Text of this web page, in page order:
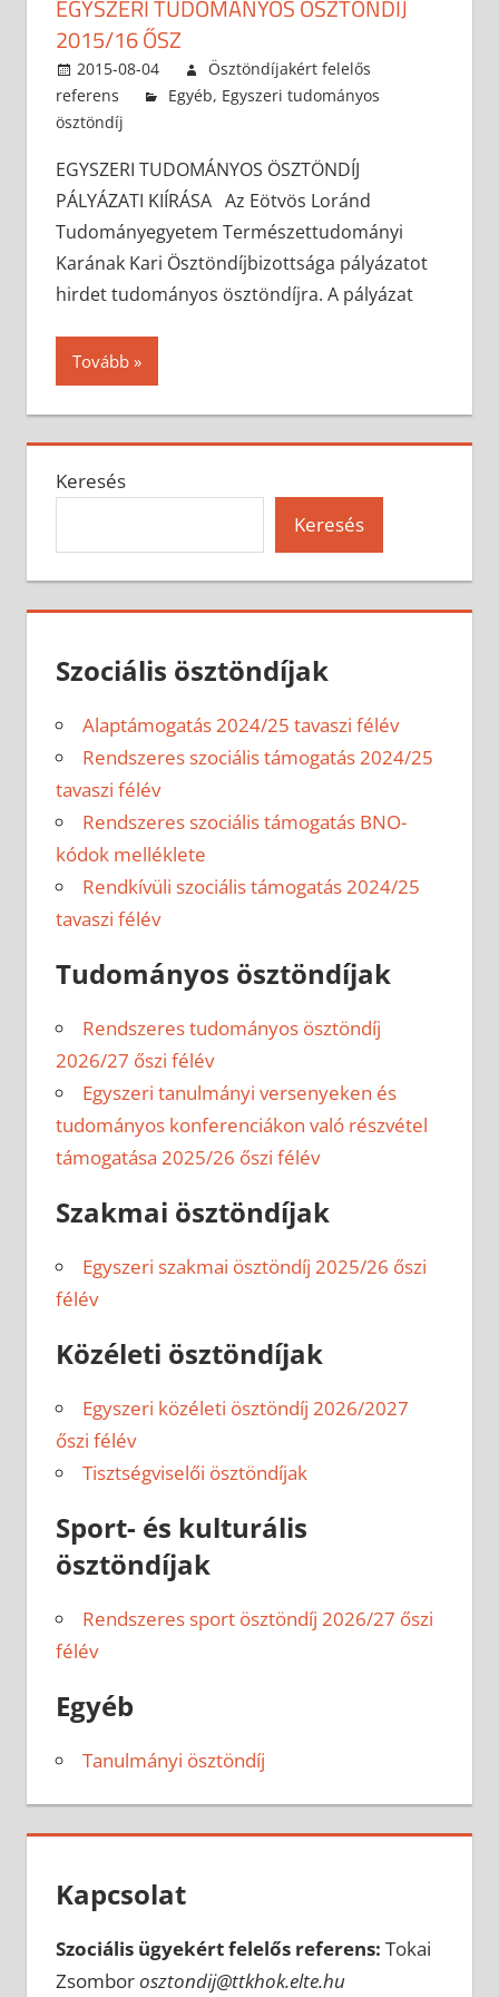
EGYSZERI TUDOMÁNYOS ÖSZTÖNDÍJ
2015/16 ŐSZ
2015-08-04
Ösztöndíjakért felelős
referens
Egyéb, Egyszeri tudományos
ösztöndíj
EGYSZERI TUDOMÁNYOS ÖSZTÖNDÍJ
PÁLYÁZATI KIÍRÁSA Az Eötvös Loránd
Tudományegyetem Természettudományi
Karának Kari Ösztöndíjbizottsága pályázatot
hirdet tudományos ösztöndíjra. A pályázat
Tovább
Keresés
Keresés
Szociális ösztöndíjak
Alaptámogatás 2024/25 tavaszi félév
Rendszeres szociális támogatás 2024/25
tavaszi félév
Rendszeres szociális támogatás BNO-
kódok melléklete
Rendkívüli szociális támogatás 2024/25
tavaszi félév
Tudományos ösztöndíjak
Rendszeres tudományos ösztöndíj
2026/27 őszi félév
Egyszeri tanulmányi versenyeken és
tudományos konferenciákon való részvétel
támogatása 2025/26 őszi félév
Szakmai ösztöndíjak
Egyszeri szakmai ösztöndíj 2025/26 őszi
félév
Közéleti ösztöndíjak
Egyszeri közéleti ösztöndíj 2026/2027
őszi félév
Tisztségviselői ösztöndíjak
Sport- és kulturális
ösztöndíjak
Rendszeres sport ösztöndíj 2026/27 őszi
félév
Egyéb
Tanulmányi ösztöndíj
Kapcsolat
Szociális ügyekért felelős referens: Tokai
Zsomborosztondij@ttkhok.elte.hu